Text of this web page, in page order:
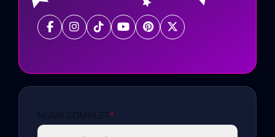
NUME COMPLET *